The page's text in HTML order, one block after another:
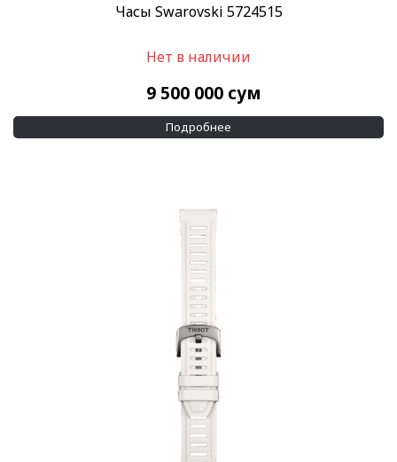
Часы Swarovski 5724515
Нет в наличии
9 500 000 сум
Подробнее